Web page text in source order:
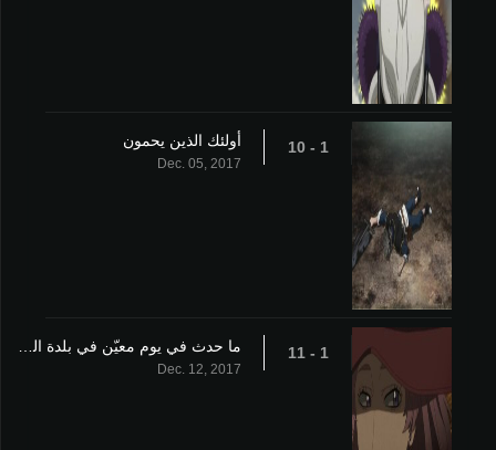
1 - 10 أولئك الذين يحمون
Dec. 05, 2017
1 - 11
Dec. 12, 2017